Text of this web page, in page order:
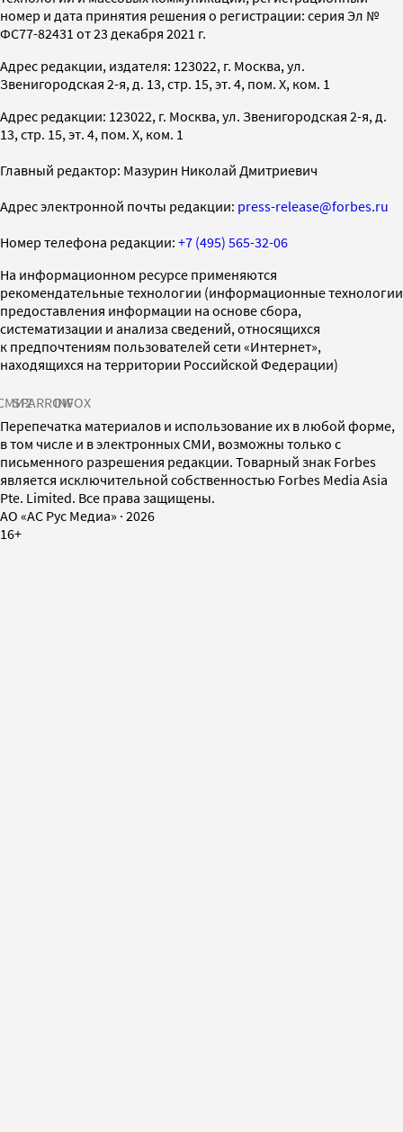
номер и дата принятия решения о регистрации: серия Эл №
ФС77-82431 от 23 декабря 2021 г.
Адрес редакции, издателя: 123022, г. Москва, ул.
Звенигородская 2-я, д. 13, стр. 15, эт. 4, пом. X, ком. 1
Адрес редакции: 123022, г. Москва, ул. Звенигородская 2-я, д.
13, стр. 15, эт. 4, пом. X, ком. 1
Главный редактор: Мазурин Николай Дмитриевич
Адрес электронной почты редакции: press-release@forbes.ru
Номер телефона редакции: +7 (495) 565-32-06
На информационном ресурсе применяются
рекомендательные технологии (информационные технологии
предоставления информации на основе сбора,
систематизации и анализа сведений, относящихся
к предпочтениям пользователей сети «Интернет»,
находящихся на территории Российской Федерации)
SPARROWINFOX
Перепечатка материалов и использование их в любой форме,
в том числе и в электронных СМИ, возможны только с
письменного разрешения редакции. Товарный знак Forbes
является исключительной собственностью Forbes Media Asia
Pte. Limited. Все права защищены.
AO «АС Рус Медиа» · 2026
16+